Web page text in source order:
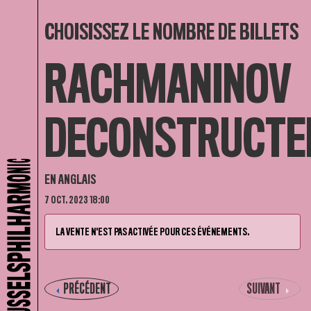
CHOISISSEZ LE NOMBRE DE BILLETS
RACHMANINOV
EN ANGLAIS
7 OCT. 2023 18:00
LA VENTE N'EST PAS ACTIVÉE POUR CES ÉVÉNEMENTS.
SUIVANT
PRÉCÉDENT